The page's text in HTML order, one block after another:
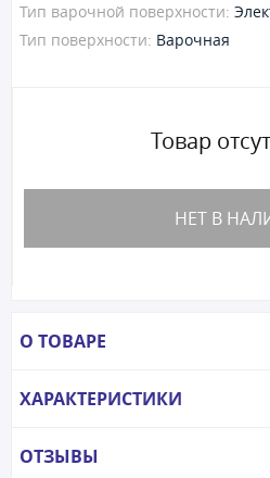
Тип варочной поверхности:
Тип поверхности: Варочная
Товар
НЕТ В
О ТОВАРЕ
ХАРАКТЕРИСТИКИ
ОТЗЫВЫ